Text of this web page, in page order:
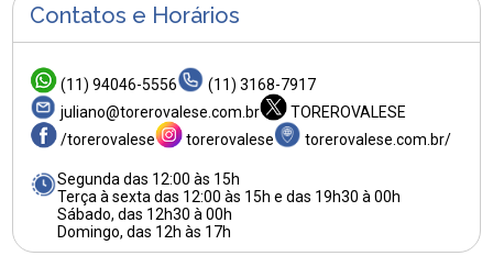
Contatos e Horários
(11) 94046-5556
(11) 3168-7917
juliano@torerovalese.com.br
TOREROVALESE
/torerovalese
torerovalese torerovalese.com.br/
Segunda das 12:00 às 15h
Terça à sexta das 12:00 às 15h e das 19h30 à 00h
Sábado, das 12h30 à 00h
Domingo, das 12h às 17h